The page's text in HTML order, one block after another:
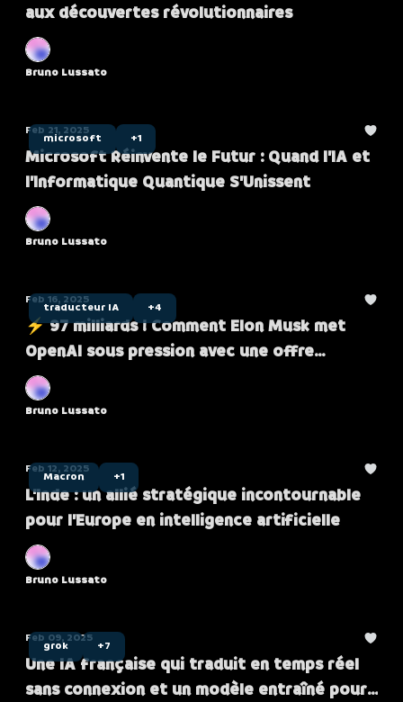
aux découvertes révolutionnaires
Bruno Lussato
microsoft +1
Feb 21, 2025
Microsoft Réinvente le Futur : Quand l’IA et
l’Informatique Quantique S’Unissent
Bruno Lussato
traducteur IA +4
Feb 16, 2025
⚡ 97 milliards ! Comment Elon Musk met
OpenAI sous pression avec une offre
énorme
Bruno Lussato
Macron +1
Feb 12, 2025
L’Inde : un allié stratégique incontournable
pour l’Europe en intelligence artificielle
Bruno Lussato
grok +7
Feb 09, 2025
Une IA française qui traduit en temps réel
sans connexion et un modèle entraîné pour